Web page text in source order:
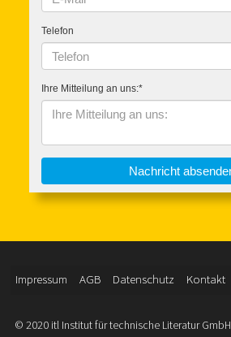
Impressum AGB Datenschutz Kontakt
© 2020 itl Institut für technische Literatur GmbH